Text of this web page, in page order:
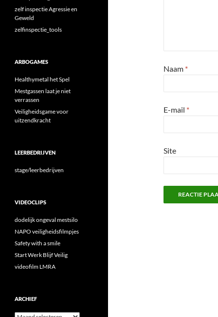
Naam *
E-mail *
Site
zelf inspectie Agressie en
Geweld
zelfinspectie_tools
ARBOGAMES
Healthymetal het Spel
Mestgassen laat je niet
verrassen
Veiligheidsgame voor
uitzendkracht
LEERBEDRIJVEN
stage/leerbedrijven
VIDEOCLIPS
dodelijk ongeval mestsilo
NAPO veiligheidsfilmpjes
Safety with a smile
Start Werk Blijf Veilig
videofilm LMRA
ARCHIEF